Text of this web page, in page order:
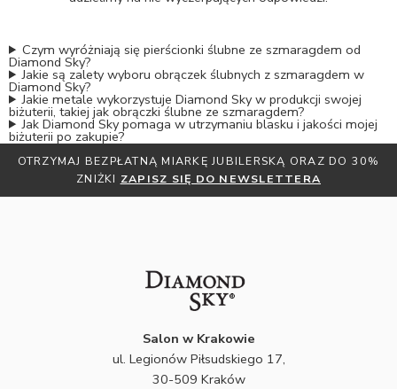
Czym wyróżniają się pierścionki ślubne ze szmaragdem od
Diamond Sky?
Jakie są zalety wyboru obrączek ślubnych z szmaragdem w
Diamond Sky?
Jakie metale wykorzystuje Diamond Sky w produkcji swojej
biżuterii, takiej jak obrączki ślubne ze szmaragdem?
Jak Diamond Sky pomaga w utrzymaniu blasku i jakości mojej
biżuterii po zakupie?
OTRZYMAJ BEZPŁATNĄ MIARKĘ JUBILERSKĄ ORAZ DO 30%
ZNIŻKI ZAPISZ SIĘ DO NEWSLETTERA
Salon w Krakowie
ul. Legionów Piłsudskiego 17,
30-509 Kraków